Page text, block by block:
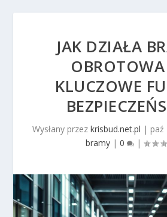
JAK DZIAŁA
OBROTOWA
KLUCZOWE
Wysłany przez krisbud.net.pl | paź
bramy| 0 |